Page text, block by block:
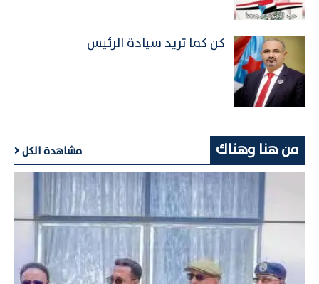
كن كما تريد سيادة الرئيس
من هنا وهناك مشاهدة الكل